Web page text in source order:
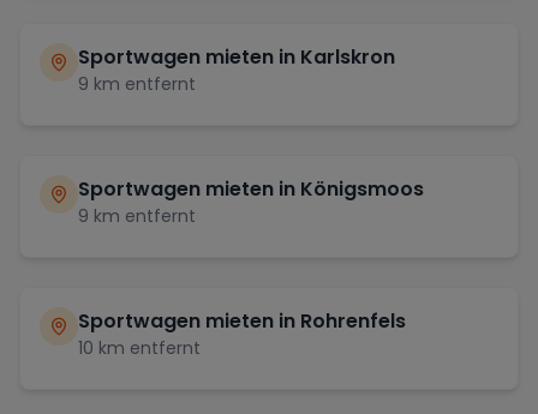
Sportwagen mieten in Karlskron
9 km entfernt
Sportwagen mieten in Königsmoos
9 km entfernt
Sportwagen mieten in Rohrenfels
10 km entfernt